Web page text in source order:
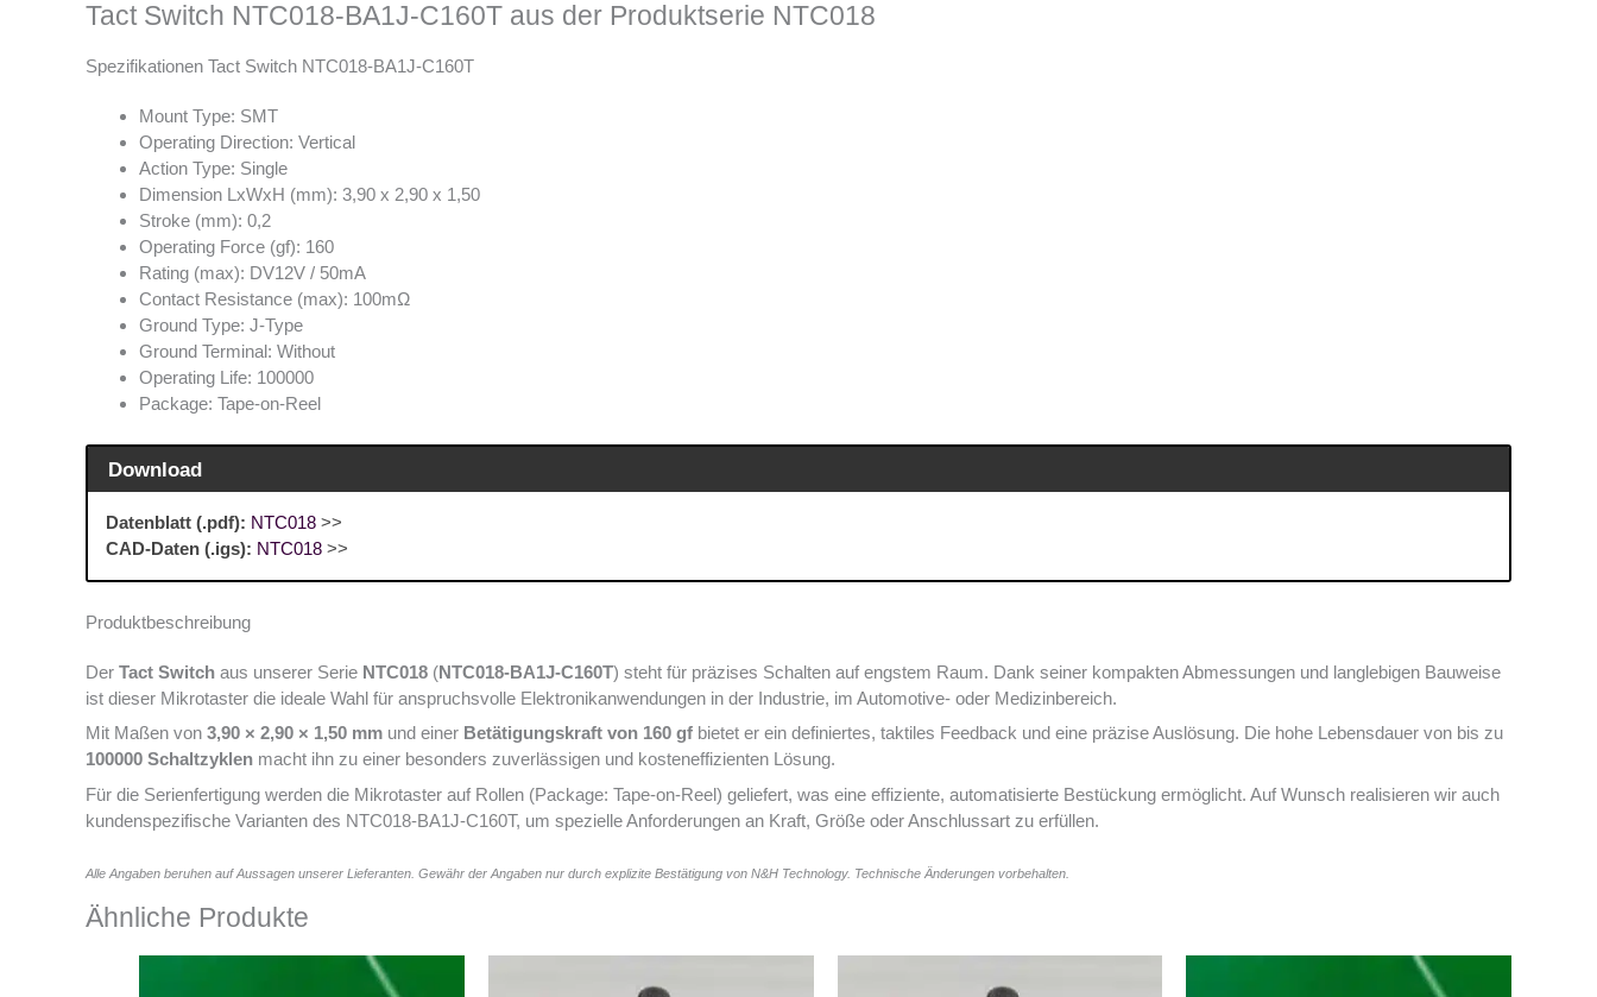
Tact Switch NTC018-BA1J-C160T aus der Produktserie NTC018
Spezifikationen Tact Switch NTC018-BA1J-C160T
Mount Type: SMT
Operating Direction: Vertical
Action Type: Single
Dimension LxWxH (mm): 3,90 x 2,90 x 1,50
Stroke (mm): 0,2
Operating Force (gf): 160
Rating (max): DV12V / 50mA
Contact Resistance (max): 100mΩ
Ground Type: J-Type
Ground Terminal: Without
Operating Life: 100000
Package: Tape-on-Reel
Download
Datenblatt (.pdf): NTC018 >>
CAD-Daten (.igs): NTC018 >>
Produktbeschreibung
Der Tact Switch aus unserer Serie NTC018 (NTC018-BA1J-C160T) steht für präzises Schalten auf engstem Raum. Dank seiner kompakten Abmessungen und langlebigen Bauweise
ist dieser Mikrotaster die ideale Wahl für anspruchsvolle Elektronikanwendungen in der Industrie, im Automotive- oder Medizinbereich.
Mit Maßen von 3,90 × 2,90 × 1,50 mm und einer Betätigungskraft von 160 gf bietet er ein definiertes, taktiles Feedback und eine präzise Auslösung. Die hohe Lebensdauer von bis zu
100000 Schaltzyklen macht ihn zu einer besonders zuverlässigen und kosteneffizienten Lösung.
Für die Serienfertigung werden die Mikrotaster auf Rollen (Package: Tape-on-Reel) geliefert, was eine effiziente, automatisierte Bestückung ermöglicht. Auf Wunsch realisieren wir auch
kundenspezifische Varianten des NTC018-BA1J-C160T, um spezielle Anforderungen an Kraft, Größe oder Anschlussart zu erfüllen.
Alle Angaben beruhen auf Aussagen unserer Lieferanten. Gewähr der Angaben nur durch explizite Bestätigung von N&H Technology. Technische Änderungen vorbehalten.
Ähnliche Produkte